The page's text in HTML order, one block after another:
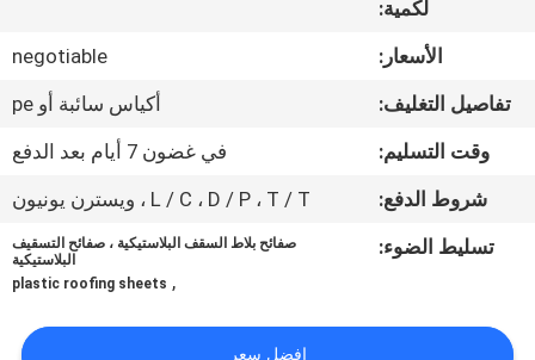
مراقبة
الجودة
اتصل
لكمية:
الأسعار:
negotiable
تفاصيل التغليف:
أكياس سائبة أو pe
وقت التسليم:
في غضون 7 أيام بعد الدفع
شروط الدفع:
L / C ، D / P ، T / T ، ويسترن يونيون
تسليط الضوء:
صفائح بلاط السقف البلاستيكية ، صفائح التسقيف
البلاستيكية
,
plastic roofing sheets
افضل سعر